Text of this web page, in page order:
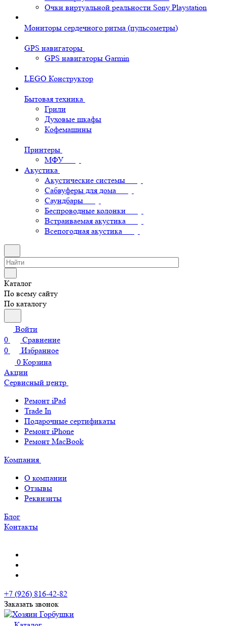
Очки виртуальной реальности Sony Playstation
Мониторы сердечного ритма (пульсометры)
GPS навигаторы
GPS навигаторы Garmin
LEGO Конструктор
Бытовая техника
Грили
Духовые шкафы
Кофемашины
Принтеры
МФУ
Акустика
Акустические системы
Сабвуферы для дома
Саундбары
Беспроводные колонки
Встраиваемая акустика
Всепогодная акустика
Каталог
По всему сайту
По каталогу
Войти
0
Сравнение
0
Избранное
0 Корзина
Акции
Сервисный центр
Ремонт iPad
Trade In
Подарочные сертификаты
Ремонт iPhone
Ремонт MacBook
Компания
О компании
Отзывы
Реквизиты
Блог
Контакты
+7 (926) 816-42-82
Заказать звонок